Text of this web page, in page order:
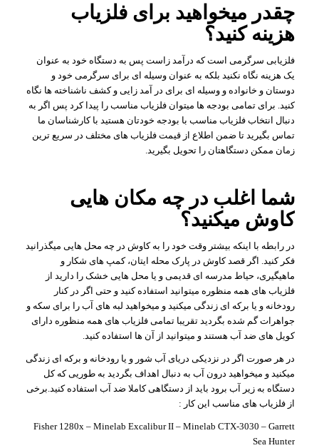
چقدر میخواهید برای فلزیاب
هزینه کنید؟
فلزیابی سرگرمی است که درآمد زاست پس به دستگاه خود به عنوان
یک هزینه نگاه نکنید بلکه به عنوان وسیله ای برای سرگرمی خود و
دوستان و خانواده و وسیله ای برای در آمد زایی و کشف ناشناخته ها نگاه
کنید. برای تمامی بودجه ها میتوان فلزیاب مناسب را پیدا کرد پس اگر به
دنبال انتخاب فلزیاب مناسب با بودجه خودتان هستید با کارشناسان ما
تماس بگیرید تا ضمن اطلاع از قیمت فلزیاب های مختلف در سریع ترین
زمان ممکن دستگاهتان را تحویل بگیرید.
شما اغلب در چه مکان هایی
کاوش میکنید؟
در رابطه با اینکه بیشتر وقت خود را به کاوش در چه محل هایی میگذرانید
فکر کنید. اگر قصد کاوش در پارک محله ایتان، کمپ های شکار و
ماهیگیری، حیاط مدرسه ای قدیمی و یا محل هایی خشک را دارید از
فلزیاب های همه منظوره میتوانید استفاده کنید و حتی اگر در کنار
رودخانه و یا برکه ای زندگی میکنید و میخواهید لبه های آب را برای سکه و
جواهرات گم شده بگردید تقریبا تمامی فلزیاب های همه منظوره دارای
کویل های ضد آب هستند و میتوانید از آن ها استفاده کنید.
در هر صورت اگر در نزدیکی دریای آب شور و یا رودخانه و برکه ای زندگی
میکنید و میخواهید درون آب به دنبال اهداف بگردید به طوریی که کل
دستگاه به زیر آب برود باید از دستگاهی کاملا ضد آب استفاده کنید.برخی
از فلزیاب های مناسب این کار :
Fisher 1280x – Minelab Excalibur II – Minelab CTX-3030 – Garrett
Sea Hunter